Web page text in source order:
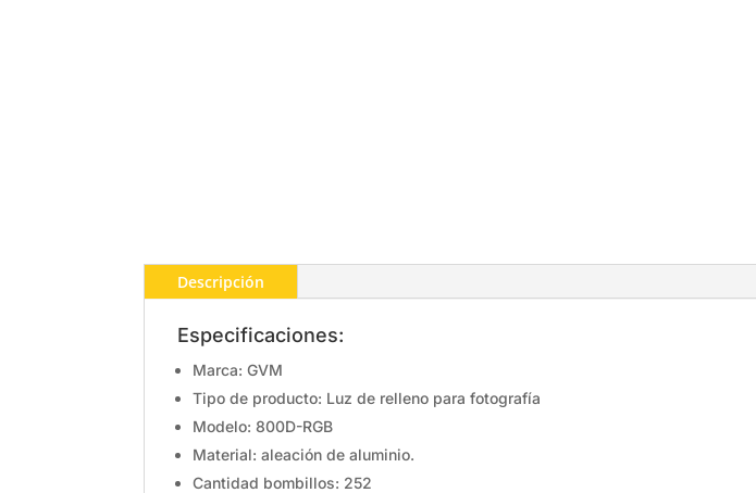
Descripción
Especificaciones:
Marca: GVM
Tipo de producto: Luz de relleno para fotografía
Modelo: 800D-RGB
Material: aleación de aluminio.
Cantidad bombillos: 252